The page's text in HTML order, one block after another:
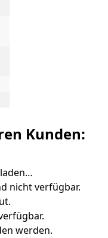
Kunden:
nicht verfügbar.
werden.